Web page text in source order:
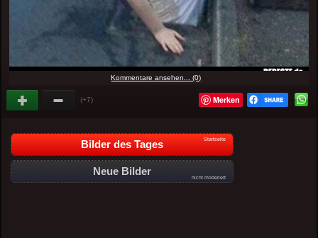
Kommentare ansehen... (0)
(+7) Merken
Bilder des Tages Startseite
Neue Bilder
nicht moderiert